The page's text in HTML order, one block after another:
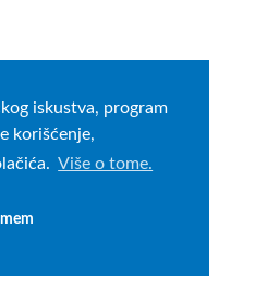
iskustva, program
korišćenje,
Više o tome.